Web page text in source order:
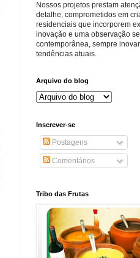
Nossos projetos prestam
detalhe, comprometidos em
residenciais que incorporem
inovação e uma observação
contemporânea, sempre
tendências atuais.
Arquivo do blog
Inscrever-se
Postagens
Comentários
Tribo das Frutas